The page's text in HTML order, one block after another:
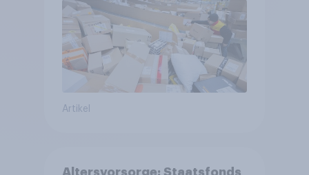
Artikel
Altersvorsorge: Staatsfonds